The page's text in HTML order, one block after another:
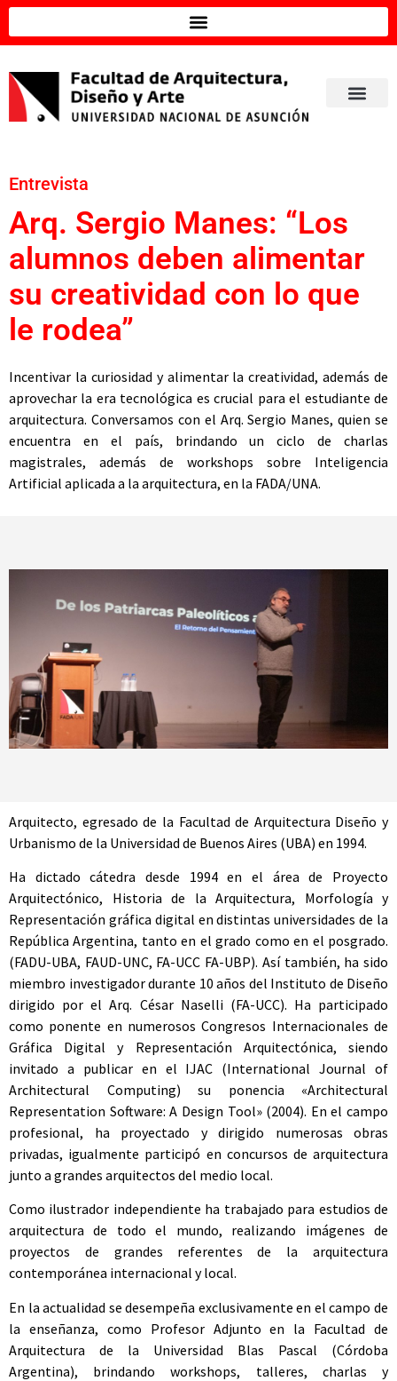
Entrevista
Arq. Sergio Manes: “Los
alumnos deben alimentar
su creatividad con lo que
le rodea”
Incentivar la curiosidad y alimentar la creatividad, además de
aprovechar la era tecnológica es crucial para el estudiante de
arquitectura. Conversamos con el Arq. Sergio Manes, quien se
encuentra en el país, brindando un ciclo de charlas
magistrales, además de workshops sobre Inteligencia
Artificial aplicada a la arquitectura, en la FADA/UNA.
Arquitecto, egresado de la Facultad de Arquitectura Diseño y
Urbanismo de la Universidad de Buenos Aires (UBA) en 1994.
Ha dictado cátedra desde 1994 en el área de Proyecto
Arquitectónico, Historia de la Arquitectura, Morfología y
Representación gráfica digital en distintas universidades de la
República Argentina, tanto en el grado como en el posgrado.
(FADU-UBA, FAUD-UNC, FA-UCC FA-UBP). Así también, ha sido
miembro investigador durante 10 años del Instituto de Diseño
dirigido por el Arq. César Naselli (FA-UCC). Ha participado
como ponente en numerosos Congresos Internacionales de
Gráfica Digital y Representación Arquitectónica, siendo
invitado a publicar en el IJAC (International Journal of
Architectural Computing) su ponencia «Architectural
Representation Software: A Design Tool» (2004). En el campo
profesional, ha proyectado y dirigido numerosas obras
privadas, igualmente participó en concursos de arquitectura
junto a grandes arquitectos del medio local.
Como ilustrador independiente ha trabajado para estudios de
arquitectura de todo el mundo, realizando imágenes de
proyectos de grandes referentes de la arquitectura
contemporánea internacional y local.
En la actualidad se desempeña exclusivamente en el campo de
la enseñanza, como Profesor Adjunto en la Facultad de
Arquitectura de la Universidad Blas Pascal (Córdoba
Argentina), brindando workshops, talleres, charlas y